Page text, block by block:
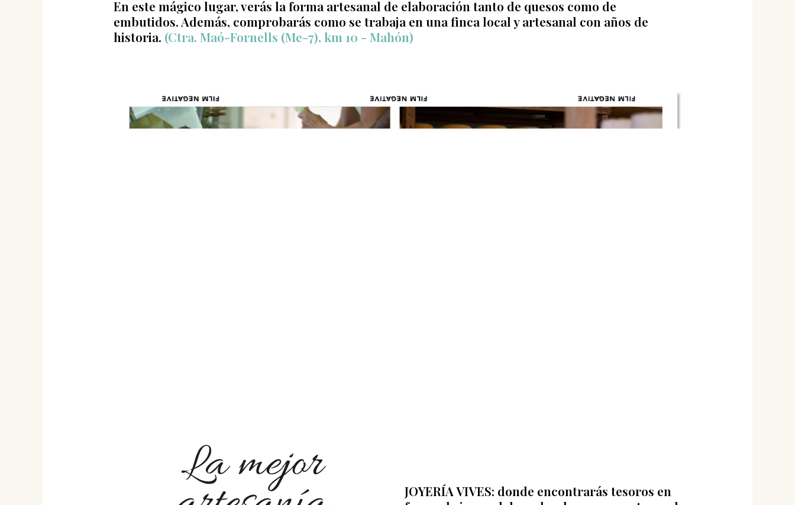
En este mágico lugar, verás la forma artesanal de elaboración tanto de quesos como de
embutidos. Además, comprobarás como se trabaja en una finca local y artesanal con años de
historia. (Ctra. Maó-Fornells (Me-7), km 10 - Mahón)
JOYERÍA VIVES: donde encontrarás tesoros en